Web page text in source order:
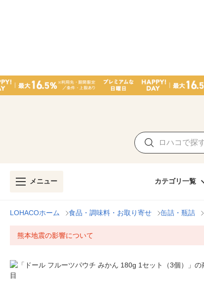
メニュー カテゴリ一覧
LOHACOホーム 食品・調味料・お取り寄せ 缶詰・瓶詰
熊本地震の影響について